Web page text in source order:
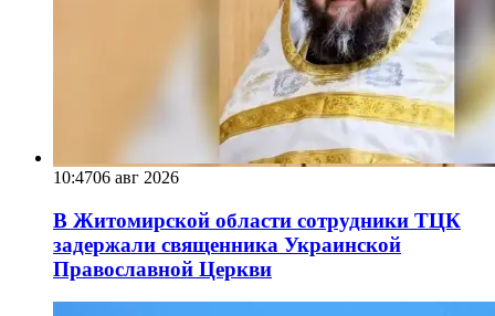
10:4706 авг 2026
В Житомирской области сотрудники ТЦК
задержали священника Украинской
Православной Церкви